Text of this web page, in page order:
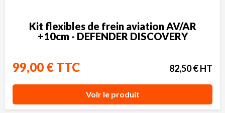
Kit flexibles de frein aviation AV/AR
+10cm - DEFENDER DISCOVERY
99,00 € TTC 82,50 € HT
Voir le produit